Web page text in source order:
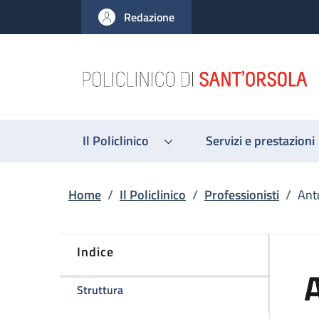
al contenuto principale
to footer content
Redazione
Il Policlinico Servizi e prestazioni
Briciole di pane
Home / Il Policlinico / Professionisti /
Indice
Strutturadella pagina Antonella Tanzariello